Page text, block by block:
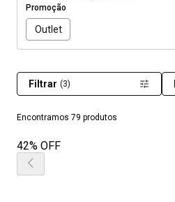
Promoção
Outlet
Encontramos 79 produtos
Filtrar (3)
42% OFF